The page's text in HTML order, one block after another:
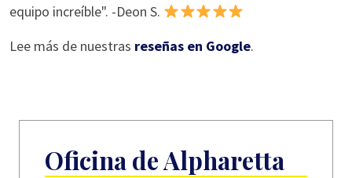
equipo increíble". -Deon S.
Lee más de nuestras reseñas en Google.
Oficina de Alpharetta